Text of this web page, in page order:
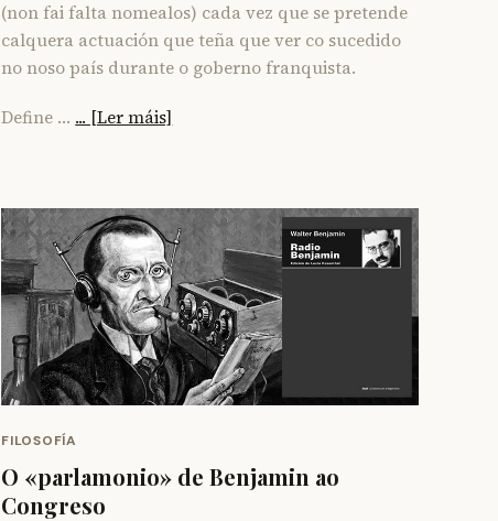
(non fai falta nomealos) cada vez que se pretende
calquera actuación que teña que ver co sucedido
no noso país durante o goberno franquista.
Define … ... [Ler máis]
FILOSOFÍA
O «parlamonio» de Benjamin ao
Congreso